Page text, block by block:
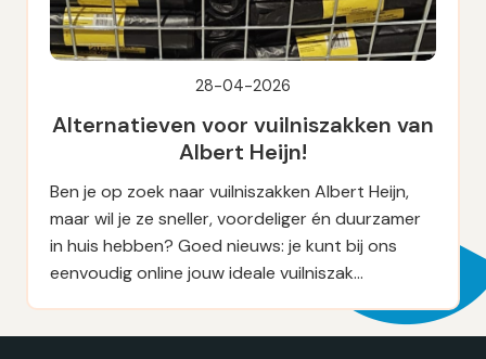
28-04-2026
Alternatieven voor vuilniszakken van
Albert Heijn!
Ben je op zoek naar vuilniszakken Albert Heijn,
maar wil je ze sneller, voordeliger én duurzamer
in huis hebben? Goed nieuws: je kunt bij ons
eenvoudig online jouw ideale vuilniszak…